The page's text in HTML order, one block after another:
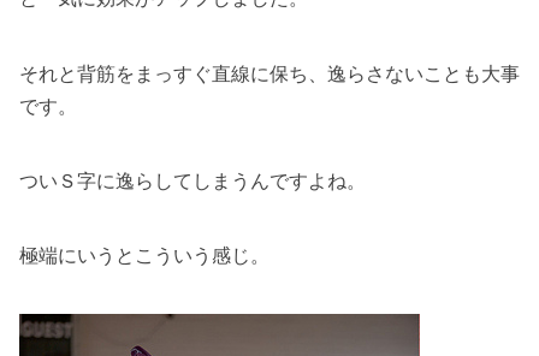
それと背筋をまっすぐ直線に保ち、逸らさないことも大事
です。
ついＳ字に逸らしてしまうんですよね。
極端にいうとこういう感じ。